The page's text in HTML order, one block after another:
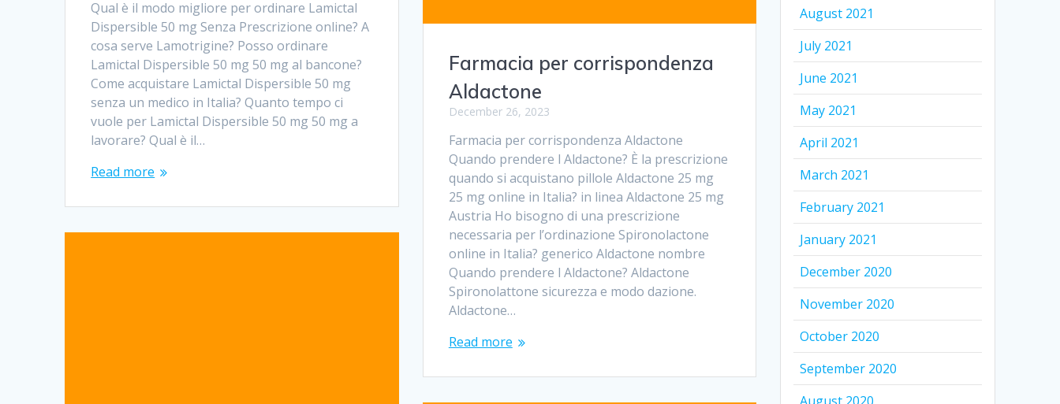
Qual è il modo migliore per ordinare Lamictal
Dispersible 50 mg Senza Prescrizione online? A
cosa serve Lamotrigine? Posso ordinare
Lamictal Dispersible 50 mg 50 mg al bancone?
Come acquistare Lamictal Dispersible 50 mg
senza un medico in Italia? Quanto tempo ci
vuole per Lamictal Dispersible 50 mg 50 mg a
lavorare? Qual è il…
Read more
Farmacia per corrispondenza
Aldactone
December 26, 2023
Farmacia per corrispondenza Aldactone
Quando prendere l Aldactone? È la prescrizione
quando si acquistano pillole Aldactone 25 mg
25 mg online in Italia? in linea Aldactone 25 mg
Austria Ho bisogno di una prescrizione
necessaria per l’ordinazione Spironolactone
online in Italia? generico Aldactone nombre
Quando prendere l Aldactone? Aldactone
Spironolattone sicurezza e modo dazione.
Aldactone…
Read more
August 2021
July 2021
June 2021
May 2021
April 2021
March 2021
February 2021
January 2021
December 2020
November 2020
October 2020
September 2020